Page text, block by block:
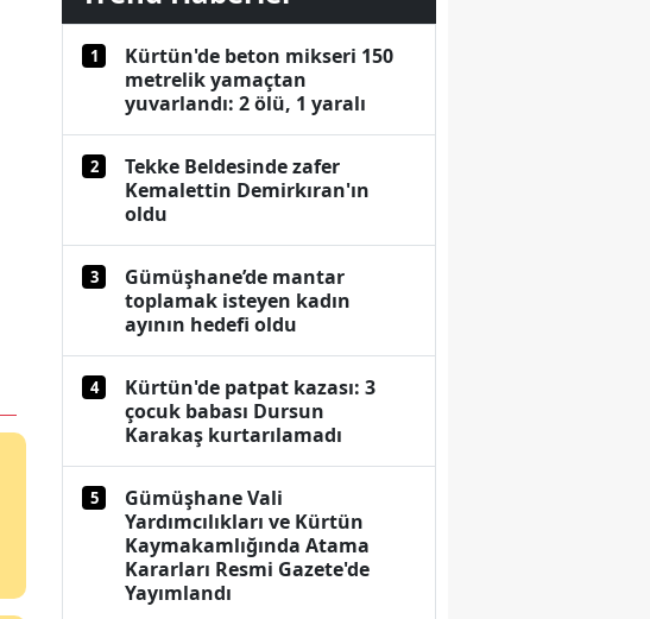
1
Kürtün'de beton mikseri 150
metrelik yamaçtan
yuvarlandı: 2 ölü, 1 yaralı
2
Tekke Beldesinde zafer
Kemalettin Demirkıran'ın
oldu
3
Gümüşhane’de mantar
toplamak isteyen kadın
ayının hedefi oldu
4
Kürtün'de patpat kazası: 3
çocuk babası Dursun
Karakaş kurtarılamadı
5
Gümüşhane Vali
Yardımcılıkları ve Kürtün
Kaymakamlığında Atama
Kararları Resmi Gazete'de
Yayımlandı